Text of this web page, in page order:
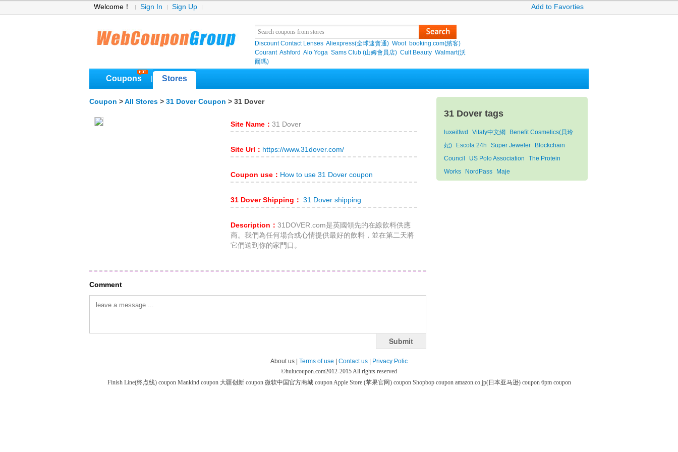
Welcome！ Sign In Sign Up Add to Favorties
Discount Contact Lenses Aliexpress(全球速賣通) Woot booking.com(繽客)
Courant Ashford Alo Yoga Sams Club (山姆會員店) Cult Beauty Walmart(沃
爾瑪)
Coupons Stores
Coupon > All Stores > 31 Dover Coupon > 31 Dover
Site Name： 31 Dover
Site Url： https://www.31dover.com/
Coupon use： How to use 31 Dover coupon
31 Dover Shipping： 31 Dover shipping
Description： 31DOVER.com是英國領先的在線飲料供應
商。我們為任何場合或心情提供最好的飲料，並在第二天將
它們送到你的家門口。
Comment
Submit
31 Dover tags
luxeitfwd Vitafy中文網
Benefit Cosmetics(貝玲
妃)
Escola 24h Super Jeweler
Blockchain
Council
US Polo Association
The Protein
Works
NordPass Maje
About us | Terms of use Contact us
Privacy Polic
©hulucoupon.com2012-2015 All rights reserved
Finish Line(终点线) coupon Mankind coupon 大疆创新 coupon 微软中国官方商城 couponApple Store (苹果官网) coupon Shopbop coupon amazon.co.jp(日本亚马逊) coupon 6pm coupon